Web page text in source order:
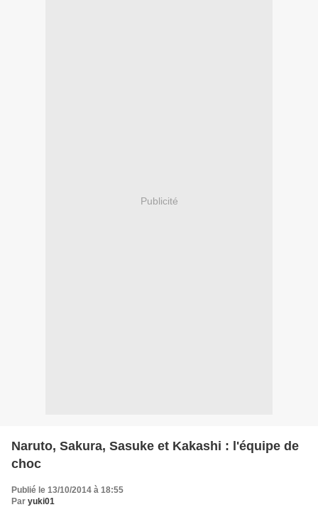
Publicité
Naruto, Sakura, Sasuke et Kakashi : l'équipe de
choc
Publié le 13/10/2014 à 18:55
Par yuki01